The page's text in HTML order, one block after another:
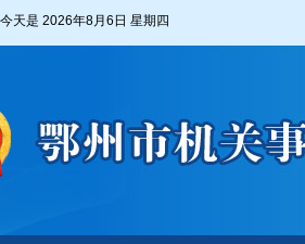
今天是 2026年8月6日 星期四